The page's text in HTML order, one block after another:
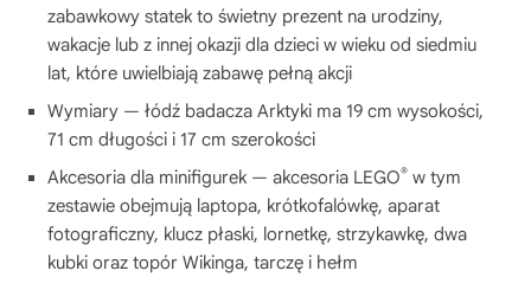
zabawkowy statek to świetny prezent na urodziny,
wakacje lub z innej okazji dla dzieci w wieku od siedmiu
lat, które uwielbiają zabawę pełną akcji
Wymiary — łódź badacza Arktyki ma 19 cm wysokości,
71 cm długości i 17 cm szerokości
Akcesoria dla minifigurek — akcesoria LEGO® w tym
zestawie obejmują laptopa, krótkofalówkę, aparat
fotograficzny, klucz płaski, lornetkę, strzykawkę, dwa
kubki oraz topór Wikinga, tarczę i hełm